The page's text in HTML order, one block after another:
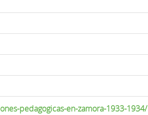
pedagogicas-en-zamora-1933-1934/